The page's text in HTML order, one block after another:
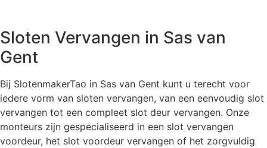
Sloten Vervangen in Sas van
Gent
Bij SlotenmakerTao in Sas van Gent kunt u terecht voor
iedere vorm van sloten vervangen, van een eenvoudig slot
vervangen tot een compleet slot deur vervangen. Onze
monteurs zijn gespecialiseerd in een slot vervangen
voordeur, het slot voordeur vervangen of het zorgvuldig